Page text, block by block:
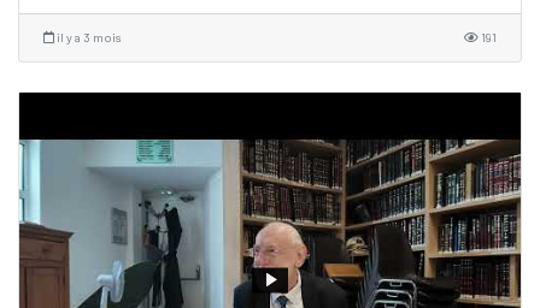
il y a 3 mois 191